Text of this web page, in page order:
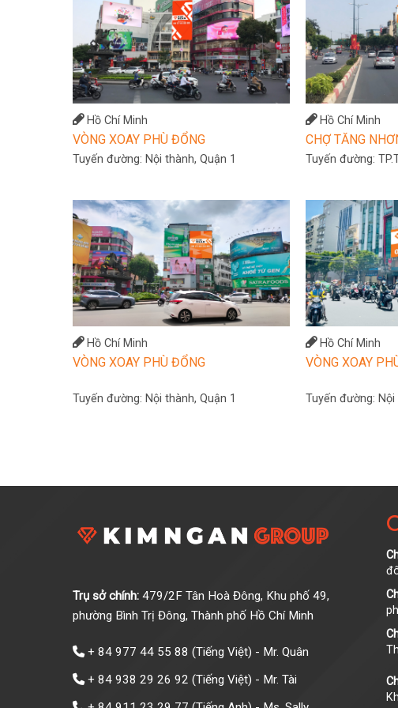
Hồ Chí Minh
VÒNG XOAY PHÙ ĐỔNG
Tuyến đường: Nội thành, Quận 1
Hồ Chí Minh
CHỢ TĂNG
Tuyến đường:
Hồ Chí Minh
VÒNG XOAY PHÙ ĐỔNG
Tuyến đường: Nội thành, Quận 1
Hồ Chí Minh
VÒNG XOAY
Tuyến đường:
Trụ sở chính: 479/2F Tân Hoà Đông, Khu phố 49,
phường Bình Trị Đông, Thành phố Hồ Chí Minh
+ 84 977 44 55 88 (Tiếng Việt) - Mr. Quân
+ 84 938 29 26 92 (Tiếng Việt) - Mr. Tài